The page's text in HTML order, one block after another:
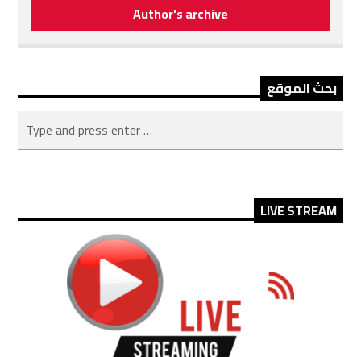
Author's archive
بحث الموقع
LIVE STREAM